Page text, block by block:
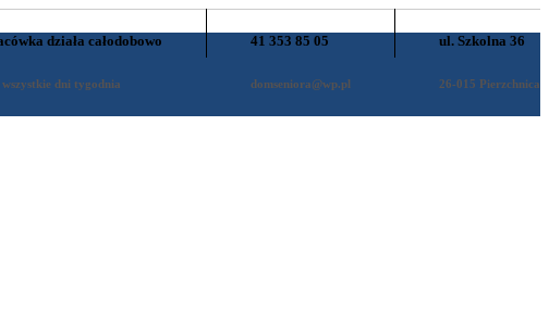
ul. Szkolna 36
26-015 Pierzchnica
41 353 85 05
domseniora@wp.pl
działa całodobowo
wszystkie dni tygodnia